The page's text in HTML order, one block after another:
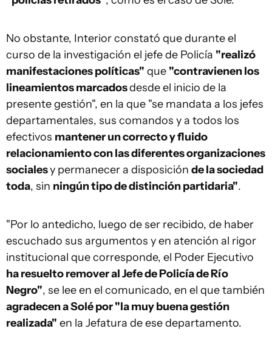
No obstante, Interior constató que durante el
curso de la investigación el jefe de Policía "realizó
manifestaciones políticas" que "contravienen los
lineamientos marcadosdesde el inicio de la
presente gestión", en la que "se mandata a los jefes
departamentales, sus comandos y a todos los
efectivos mantener un correcto y fluido
relacionamiento con las diferentes organizaciones
socialesy permanecer a disposición de la sociedad
toda, sin ningún tipo de distinción partidaria".
"Por lo antedicho, luego de ser recibido, de haber
escuchado sus argumentos y en atención al rigor
institucional que corresponde, el Poder Ejecutivo
ha resuelto remover al Jefe de Policía de Río
Negro", se lee en el comunicado, en el que también
agradecen a Solé por "la muy buena gestión
realizada" en la Jefatura de ese departamento.